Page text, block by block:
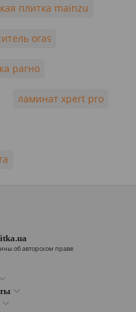
плитка mainzu
oras
рагно
ламинат xpert pro
об авторском праве